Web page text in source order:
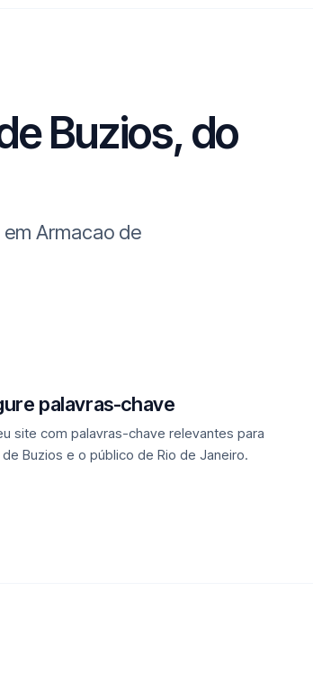
Buzios, do
Armacao de
palavras-chave
site com palavras-chave relevantes para
Buzios e o público de Rio de Janeiro.